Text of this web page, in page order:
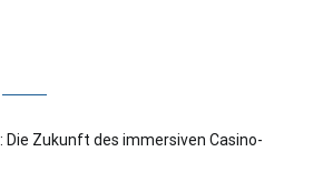
Zukunft des immersiven Casino-